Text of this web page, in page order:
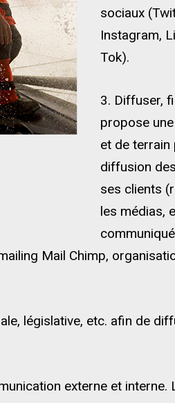
sociaux
Instagram,
Tok).
3. Diffuser,
propose
et de
diffusion
ses clients
les médias,
Mail Chimp,
législative, etc. afin de
externe et interne.